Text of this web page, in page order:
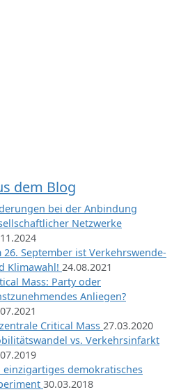
dem Blog
bei der Anbindung
Netzwerke
26. September ist Verkehrswende-
Klimawahl! 24.08.2021
Mass: Party oder
Anliegen?
Critical Mass 27.03.2020
vs. Verkehrsinfarkt
einzigartiges demokratisches
30.03.2018